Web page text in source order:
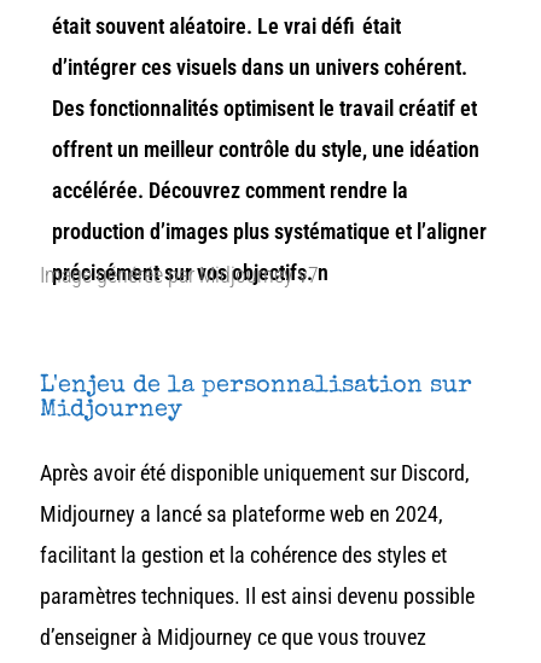
était souvent aléatoire. Le vraidéfi était
d’intégrer ces visuels dans un univers cohérent.
Des fonctionnalités optimisent le travail créatif et
offrent un meilleur contrôle du style, une idéation
accélérée. Découvrez comment rendre la
production d’images plus systématique et l’aligner
précisément sur vos objectifs.n
Image générée par Midjourney v7
L'enjeu de la personnalisation sur
Midjourney
Après avoir été disponible uniquement sur Discord,
Midjourney a lancé sa plateforme web en 2024,
facilitant la gestion et la cohérence des styles et
paramètres techniques. Il est ainsi devenu possible
d’enseigner à Midjourney ce que vous trouvez